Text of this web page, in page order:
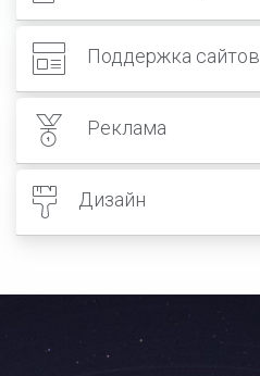
Поддержка сайтов
Реклама
Дизайн